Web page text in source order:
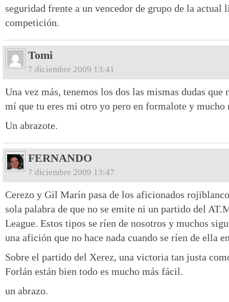
seguridad frente a un vencedor de grupo de la actual
competición.
Tomi
7 diciembre 2009 13:41
Una vez más, tenemos los dos las mismas dudas que
mí que tu eres mi otro yo pero en formalote y mucho
Un abrazote.
FERNANDO
7 diciembre 2009 13:47
Cerezo y Gil Marín pasa de los aficionados
sola palabra de que no se emite ni un partido del
League. Estos tipos se ríen de nosotros y muchos
una afición que no hace nada cuando se ríen de ella
Sobre el partido del Xerez, una victoria tan justa
Forlán están bien todo es mucho más fácil.
un abrazo.